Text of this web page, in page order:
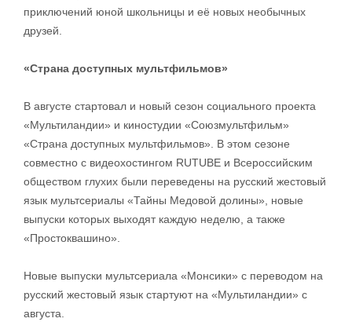
приключений юной школьницы и её новых необычных
друзей.
«Страна доступных мультфильмов»
В августе стартовал и новый сезон социального проекта
«Мультиландии» и киностудии «Союзмультфильм»
«Страна доступных мультфильмов». В этом сезоне
совместно с видеохостингом RUTUBE и Всероссийским
обществом глухих были переведены на русский жестовый
язык мультсериалы «Тайны Медовой долины», новые
выпуски которых выходят каждую неделю, а также
«Простоквашино».
Новые выпуски мультсериала «Монсики» с переводом на
русский жестовый язык стартуют на «Мультиландии» с
августа.